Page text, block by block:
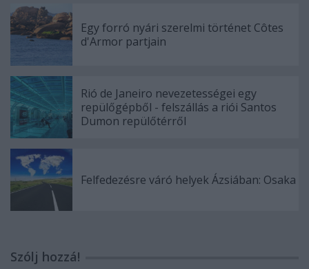
Egy forró nyári szerelmi történet Côtes
d'Armor partjain
Rió de Janeiro nevezetességei egy
repülőgépből - felszállás a riói Santos
Dumon repülőtérről
Felfedezésre váró helyek Ázsiában: Osaka
Szólj hozzá!